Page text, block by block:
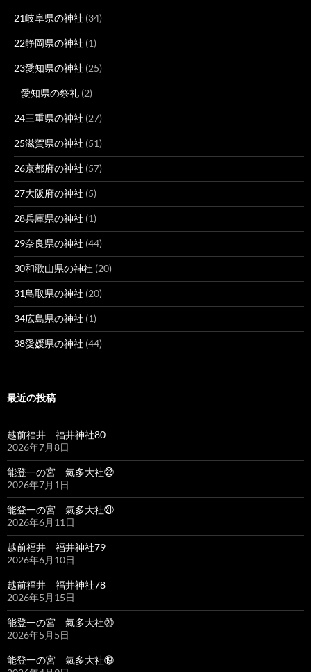
21岐阜県の神社 (34)
22静岡県の神社 (1)
23愛知県の神社 (25)
愛知県の祭礼 (2)
24三重県の神社 (27)
25滋賀県の神社 (51)
26京都府の神社 (57)
27大阪府の神社 (5)
28兵庫県の神社 (1)
29奈良県の神社 (44)
30和歌山県の神社 (20)
31鳥取県の神社 (20)
34広島県の神社 (1)
38愛媛県の神社 (44)
最近の投稿
越前福井 福井神社80
2026年7月8日
能登一の宮 氣多大社㉒
2026年7月1日
能登一の宮 氣多大社㉑
2026年6月11日
越前福井 福井神社79
2026年6月10日
越前福井 福井神社78
2026年5月15日
能登一の宮 氣多大社⑳
2026年5月5日
能登一の宮 氣多大社⑲